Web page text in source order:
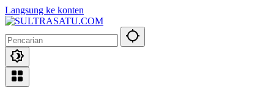
Langsung ke konten